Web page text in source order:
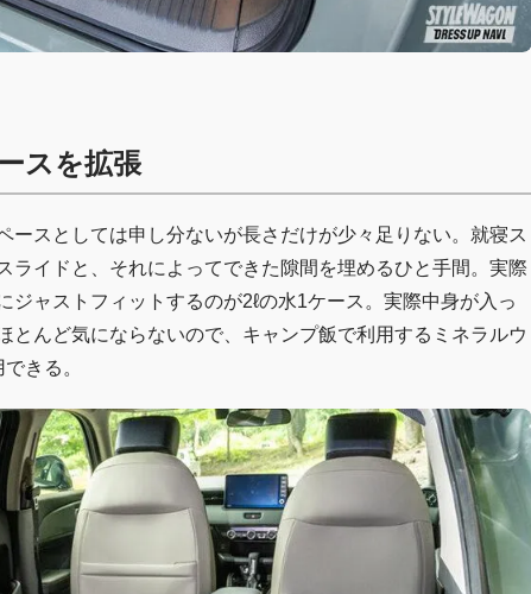
スを拡張
スとしては申し分ないが長さだけが少々足りない。就寝ス
イドと、それによってできた隙間を埋めるひと手間。実際
ャストフィットするのが2ℓの水1ケース。実際中身が入っ
んど気にならないので、キャンプ飯で利用するミネラルウ
きる。